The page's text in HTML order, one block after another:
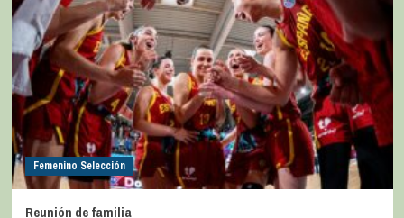
Femenino Selección
Reunión de familia